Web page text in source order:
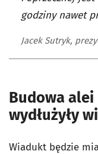
godziny nawet
Jacek Sutryk,
Budowa alei
wydłużyły
Wiadukt będzie